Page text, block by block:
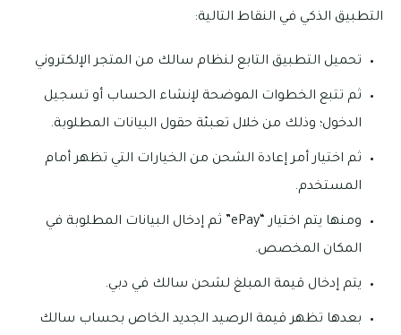
التطبيق الذكي في النقاط التالية:
تحميل التطبيق التابع لنظام سالك من المتجر الإلكتروني
ثم تتبع الخطوات الموضحة لإنشاء الحساب أو تسجيل
الدخول؛ وذلك من خلال تعبئة حقول البيانات المطلوبة.
ثم اختيار أمر إعادة الشحن من الخيارات التي تظهر أمام
المستخدم.
ومنها يتم اختيار “ePay” ثم إدخال البيانات المطلوبة في
المكان المخصص.
يتم إدخال قيمة المبلغ لشحن سالك في دبي.
بعدها تظهر قيمة الرصيد الجديد الخاص بحساب سالك